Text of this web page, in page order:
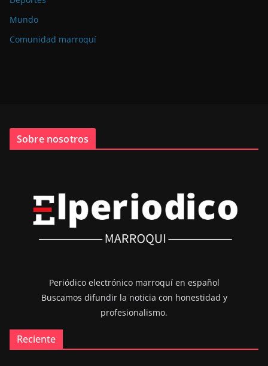
Mundo
Comunidad marroquí
Sobre nosotros
Periódico electrónico marroquí en español
Buscamos difundir la noticia con honestidad y
profesionalismo.
Reciente